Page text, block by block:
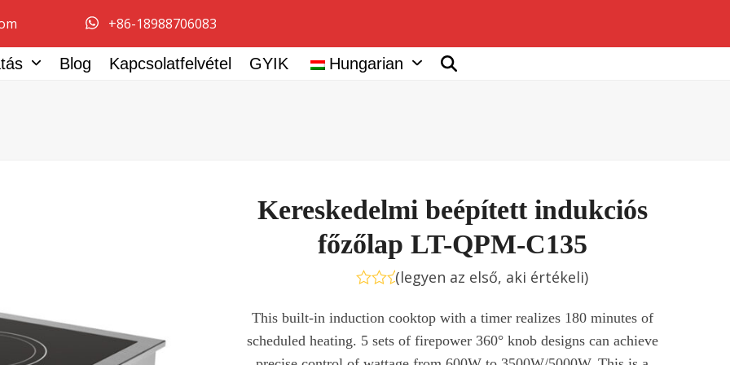
+86-18988706083
Blog Kapcsolatfelvétel GYIK Hungarian
Kereskedelmi beépített indukciós
főzőlap LT-QPM-C135
0
5
(legyen az első, aki értékeli)
This built-in induction cooktop with a timer realizes 180 minutes of
scheduled heating. 5 sets of firepower 360° knob designs can achieve